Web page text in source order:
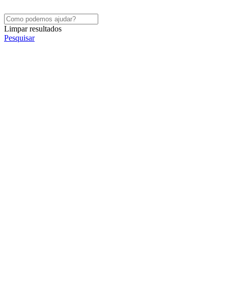
Limpar resultados
Pesquisar